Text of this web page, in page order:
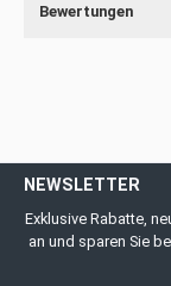
Bewertungen
NEWSLETTER
Exklusive Rabatte,
an und sparen Sie